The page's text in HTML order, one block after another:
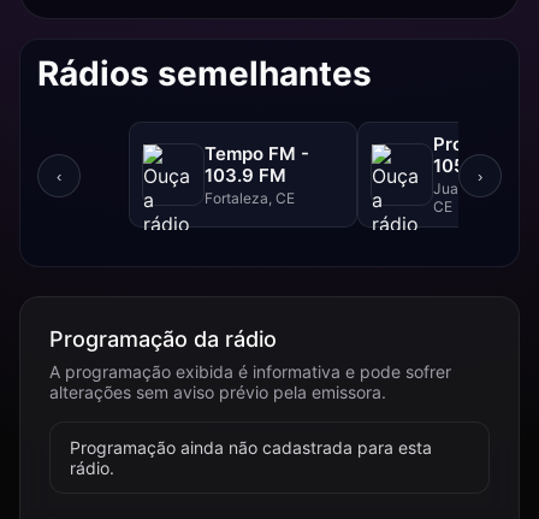
Rádios semelhantes
‹
Tempo FM -
103.9 FM
Fortaleza, CE
Progresso
105.1 FM
Juazeiro Do
CE
›
Programação da rádio
A programação exibida é informativa e pode sofrer
alterações sem aviso prévio pela emissora.
Programação ainda não cadastrada para esta
rádio.